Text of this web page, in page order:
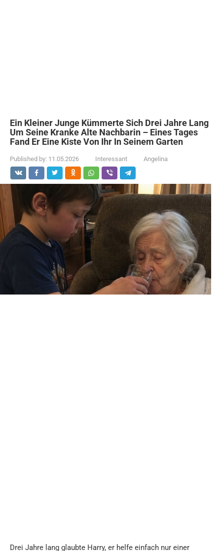
Ein Kleiner Junge Kümmerte Sich Drei Jahre Lang
Um Seine Kranke Alte Nachbarin – Eines Tages
Fand Er Eine Kiste Von Ihr In Seinem Garten
Published by: 11.05.2026 Interessant Angelina
Drei Jahre lang glaubte Harry, er helfe einfach nur einer